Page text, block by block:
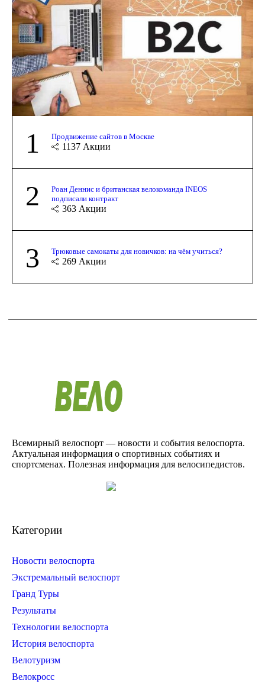
1 Продвижение сайтов в Москве
1137 Акции
2
Роан Деннис и британская велокоманда INEOS
подписали контракт
363 Акции
3 Трюковые самокаты для новичков: на чём учиться?
269 Акции
Всемирный велоспорт — новости и события велоспорта.
Актуальная информация о спортивных событиях и
спортсменах. Полезная информация для велосипедистов.
Категории
Новости велоспорта
Экстремальный велоспорт
Гранд Туры
Результаты
Технологии велоспорта
История велоспорта
Велотуризм
Велокросс